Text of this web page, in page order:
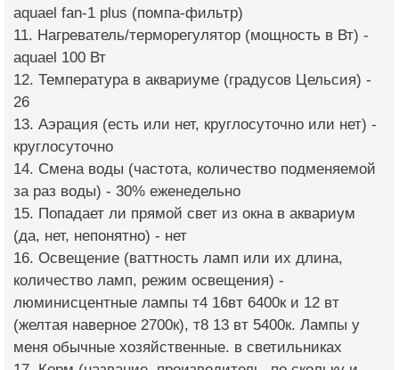
aquael fan-1 plus (помпа-фильтр)
11. Нагреватель/терморегулятор (мощность в Вт) -
aquael 100 Вт
12. Температура в аквариуме (градусов Цельсия) -
26
13. Аэрация (есть или нет, круглосуточно или нет) -
круглосуточно
14. Смена воды (частота, количество подменяемой
за раз воды) - 30% еженедельно
15. Попадает ли прямой свет из окна в аквариум
(да, нет, непонятно) - нет
16. Освещение (ваттность ламп или их длина,
количество ламп, режим освещения) -
люминисцентные лампы т4 16вт 6400к и 12 вт
(желтая наверное 2700к), т8 13 вт 5400к. Лампы у
меня обычные хозяйственные. в светильниках